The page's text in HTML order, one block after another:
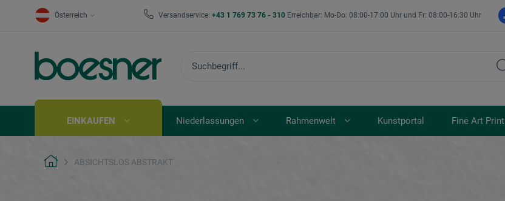
Österreich Versandservice: +43 1 769 73 76 - 310 Erreichbar: Mo-Do: 08:00-17:00 Uhr und Fr: 08:00-16:30 Uhr
EINKAUFEN Niederlassungen Rahmenwelt Kunstportal Fine Art Print
ABSICHTSLOS ABSTRAKT